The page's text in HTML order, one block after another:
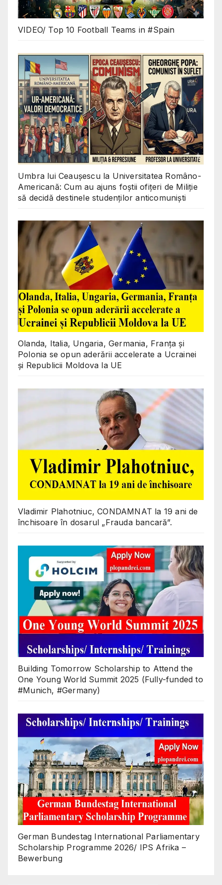
VIDEO/ Top 10 Football Teams in #Spain
Umbra lui Ceaușescu la Universitatea Româno-
Americană: Cum au ajuns foștii ofițeri de Miliție
să decidă destinele studenților anticomuniști
Olanda, Italia, Ungaria, Germania, Franța și
Polonia se opun aderării accelerate a Ucrainei
și Republicii Moldova la UE
Vladimir Plahotniuc, CONDAMNAT la 19 ani de
închisoare în dosarul „Frauda bancară”.
Building Tomorrow Scholarship to Attend the
One Young World Summit 2025 (Fully-funded to
#Munich, #Germany)
German Bundestag International Parliamentary
Scholarship Programme 2026/ IPS Afrika –
Bewerbung